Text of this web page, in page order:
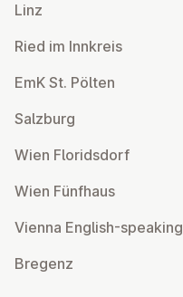
Linz
Ried im Innkreis
EmK St. Pölten
Salzburg
Wien Flo­rids­dorf
Wien Fünfhaus
Vienna English-speaking
Bregenz